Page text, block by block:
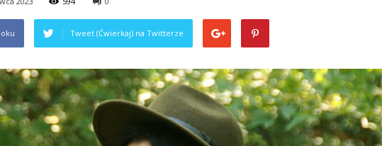
Tweet (Ćwierkaj) na Twitterze